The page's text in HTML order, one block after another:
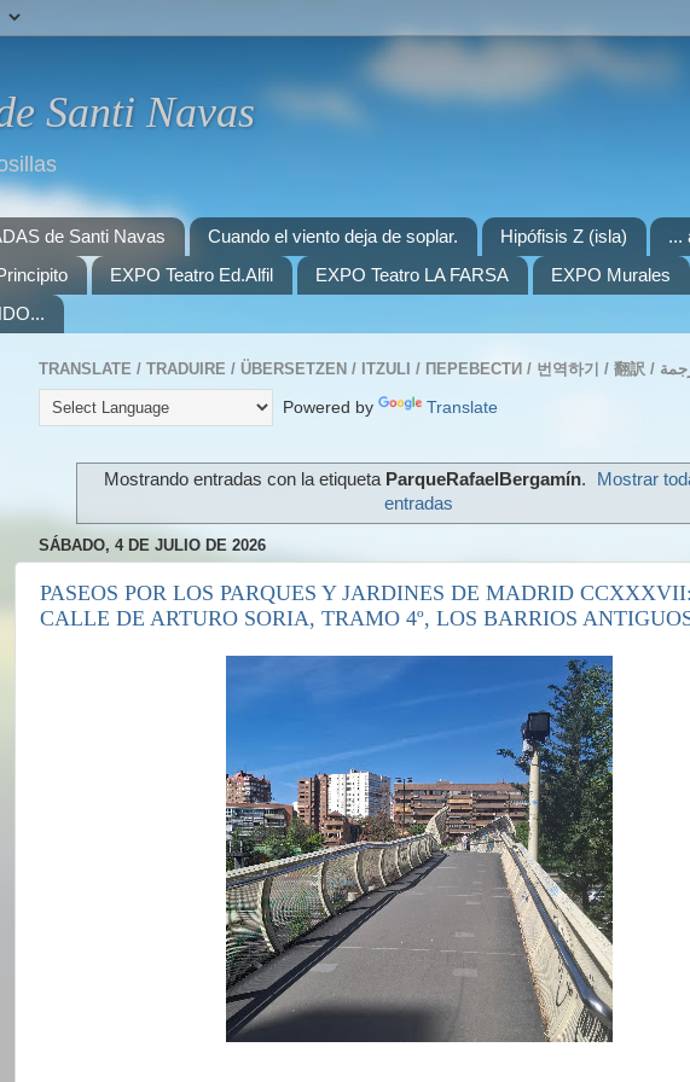
Santi Navas
de Santi Navas Cuando el viento deja de soplar. Hipófisis Z (isla)
...
EXPO Teatro Ed.Alfil EXPO Teatro LA FARSA
EXPO Murales
Powered by Translate
Mostrando entradas con la etiqueta ParqueRafaelBergamín.
Mostrar
entradas
SÁBADO, 4 DE JULIO DE 2026
PASEOS POR LOS PARQUES Y JARDINES DE MADRID
CALLE DE ARTURO SORIA, TRAMO 4º, LOS BARRIOS